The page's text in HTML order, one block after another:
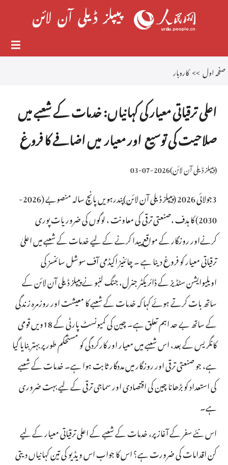
صفحہ اول>>کاروبار
اعلی ترقیاتی معیار کی کہانیاں: خدمات کے شعبے میں
صلاحیت کی توسیع اور معیار میں اضافے کا فروغ
(پیپلز ڈیلی آن لائن)
2026-07-03
3جولائی 2026 (پیپلز ڈیلی آن لائن)پندرہویں پانچ سالہ منصوبے (2026-
2030) کا ہدف ،صنعتی ترقی کی معاونت ، لوگوں کی ضروریات پوری
کرنےاور روزگار کے مواقع پیدا کرنے کے لیے خدمات کے شعبے میں اعلیٰ
ترقیاتی معیار کو فروغ دینا ہے ۔ چائنیز اکیڈمی آف سوشل سائنسز کی
اویلیوایشن سٹڈیز کے ڈائریکٹر جنرل، جنگ لنبو نے پیپلز ڈیلی آن لائن کے
ساتھ بات کرتے ہوئے کہا کہ خدمات کے شعبے کا معیشت اور روزمرہ زندگی
کے ساتھ بے حد اہم تعلق ہے۔ چین کی کمیونسٹ پارٹی کے 18ویں قومی
کانگریس کے بعد، اس شعبے میں معیار اور کارکردگی کو مستحکم طور پر بہتر بنایا گیا
ہے، جو صنعتی ترقی اور روزگار میں مددگار ثابت ہوا ہے۔ خدمات کے شعبے
کی استعداد کو بڑھانا چین کی اقتصادی اور سماجی ترقی کے لیے بہت ضروری
ہے۔
اس نئے سفر کے آغاز پر، خدمات کے شعبے کے اعلی ترقیاتی معیار کے لیے
کن اقدامات کی ضرورت ہے؟ اس کا جواب اس ویڈیو کی تین کہانیاں دیتی